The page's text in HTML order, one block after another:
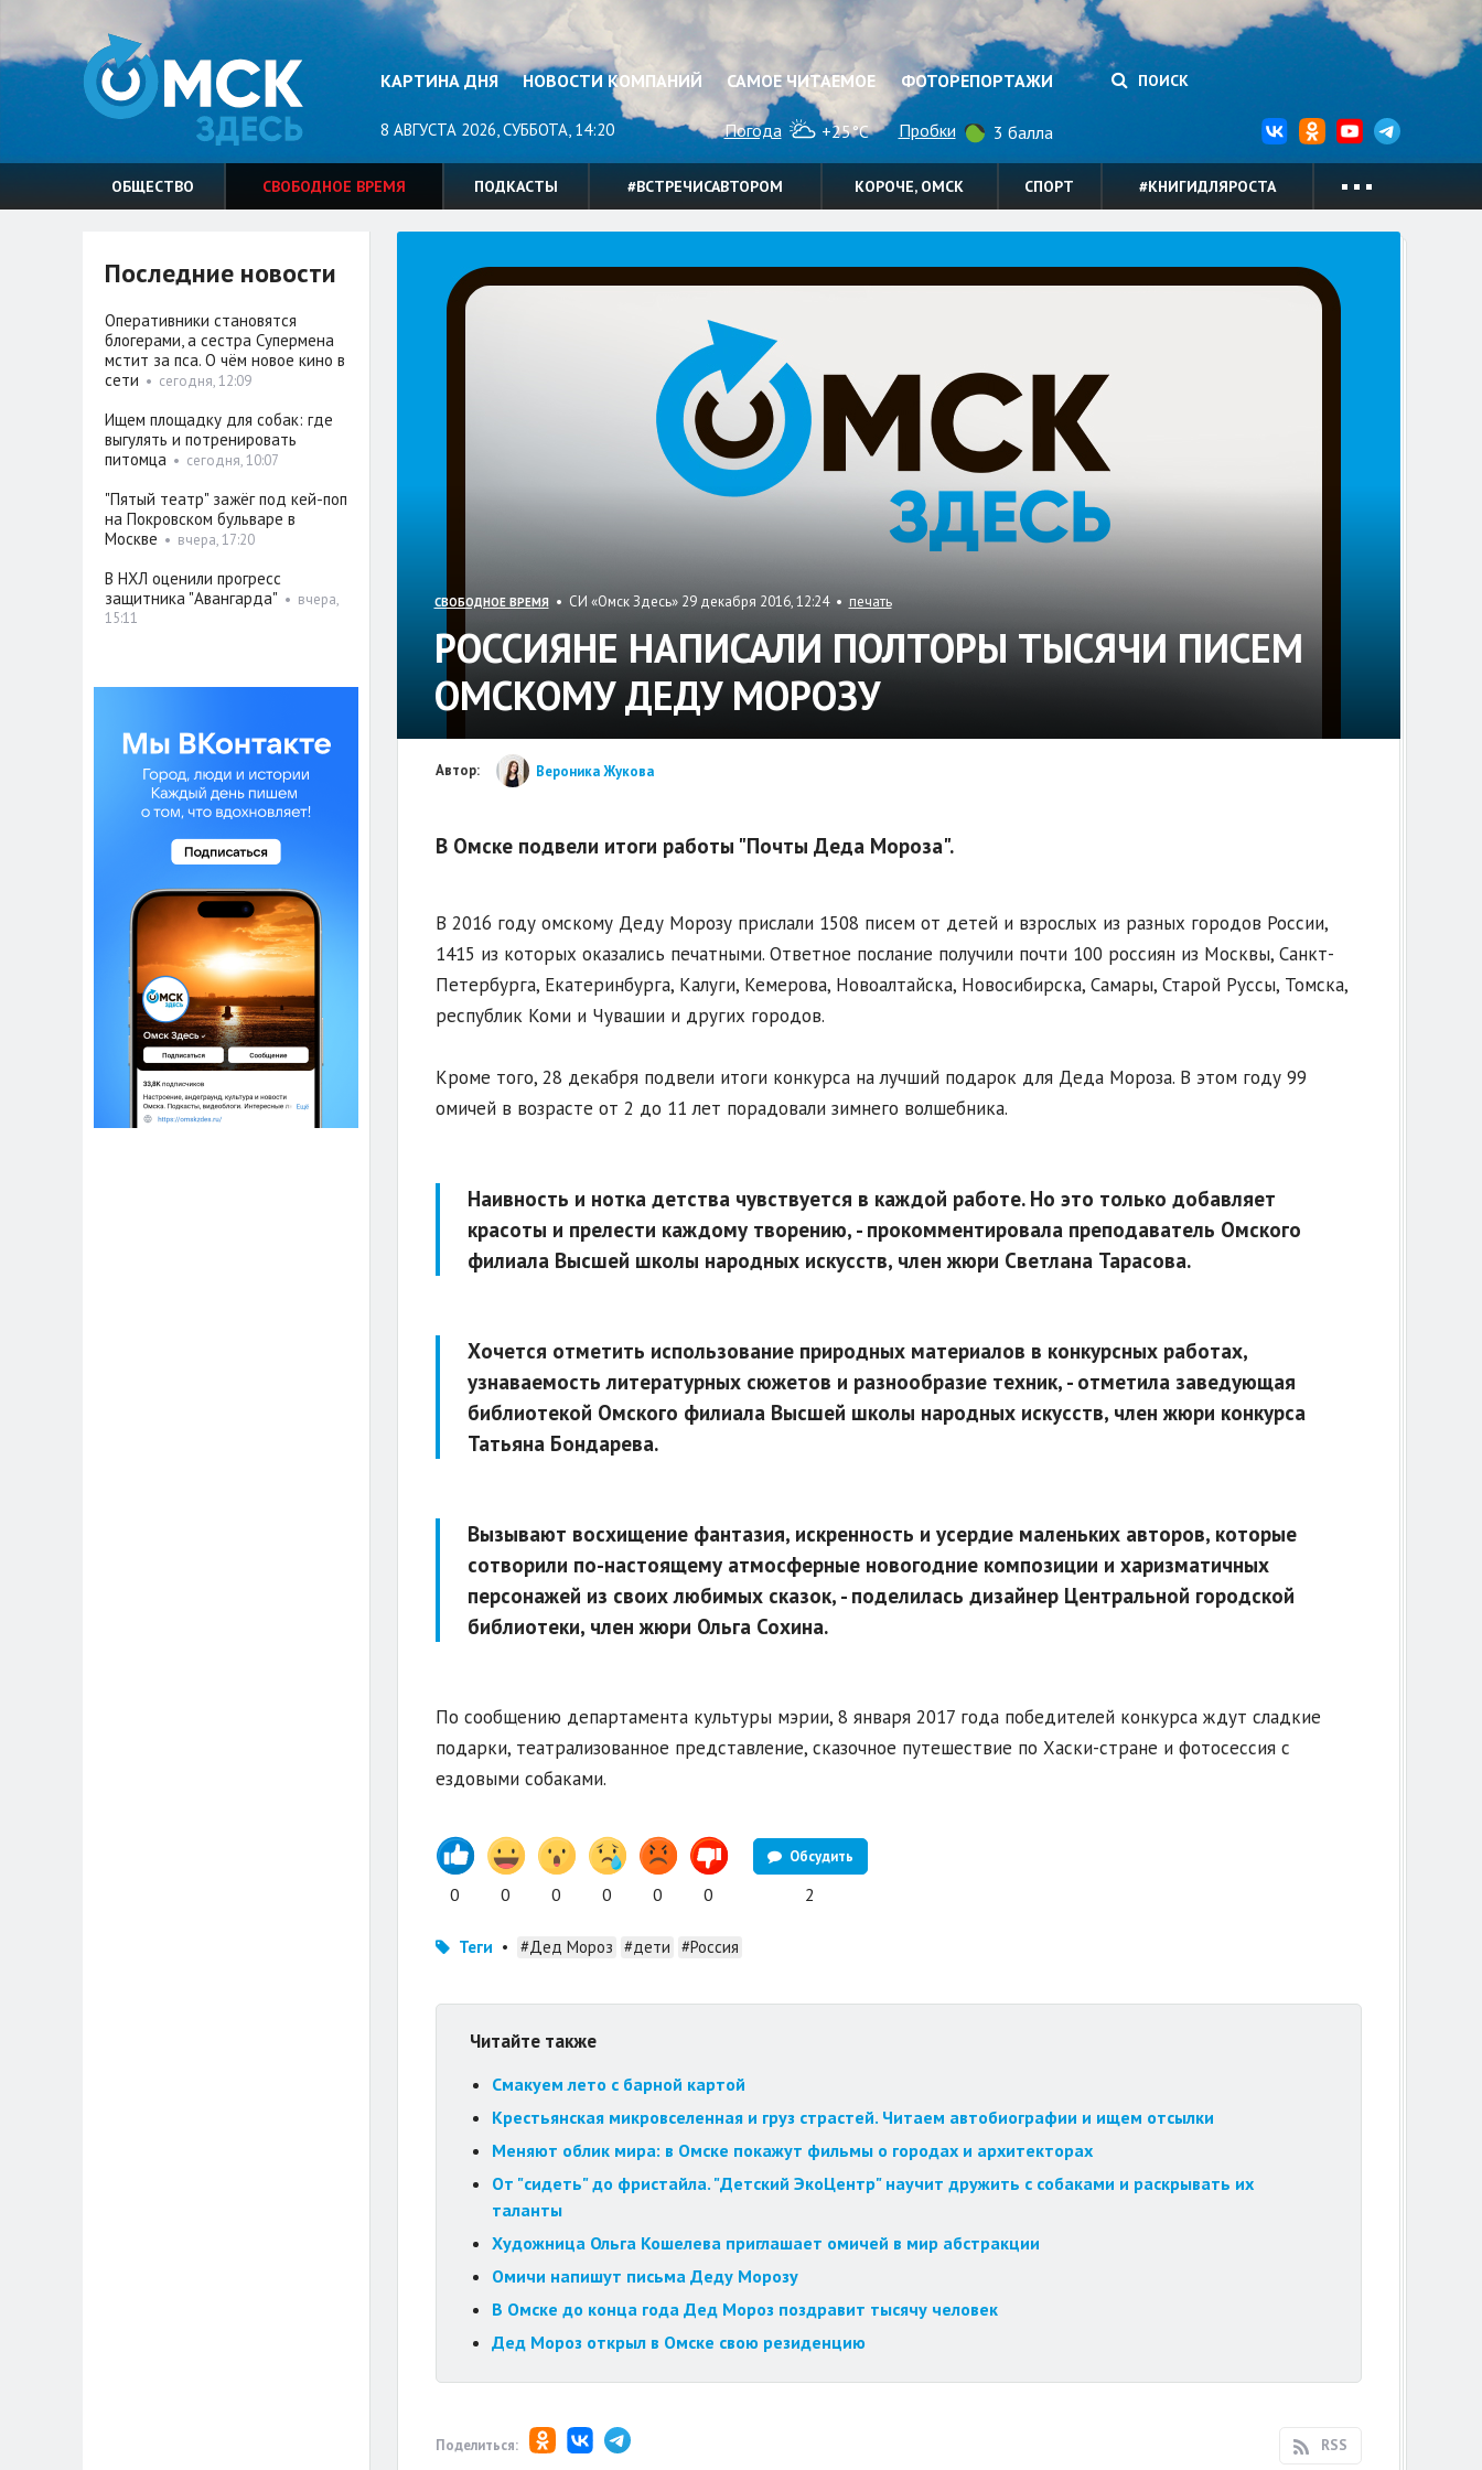
КАРТИНА ДНЯ НОВОСТИ КОМПАНИЙ САМОЕ ЧИТАЕМОЕ ФОТОРЕПОРТАЖИ ПОИСК
8 АВГУСТА 2026, СУББОТА, 14:20 Погода +25°C Пробки 3 балла
ОБЩЕСТВО СВОБОДНОЕ ВРЕМЯ ПОДКАСТЫ #ВСТРЕЧИСАВТОРОМ КОРОЧЕ, ОМСК СПОРТ #КНИГИДЛЯРОСТА
СВОБОДНОЕ ВРЕМЯ • СИ «Омск Здесь» 29 декабря 2016, 12:24 • печать
РОССИЯНЕ НАПИСАЛИ ПОЛТОРЫ ТЫСЯЧИ ПИСЕМ
ОМСКОМУ ДЕДУ МОРОЗУ
Автор: Вероника Жукова
В Омске подвели итоги работы "Почты Деда Мороза".
В 2016 году омскому Деду Морозу прислали 1508 писем от детей и взрослых из разных городов России,
1415 из которых оказались печатными. Ответное послание получили почти 100 россиян из Москвы, Санкт-
Петербурга, Екатеринбурга, Калуги, Кемерова, Новоалтайска, Новосибирска, Самары, Старой Руссы, Томска,
республик Коми и Чувашии и других городов.
Кроме того, 28 декабря подвели итоги конкурса на лучший подарок для Деда Мороза. В этом году 99
омичей в возрасте от 2 до 11 лет порадовали зимнего волшебника.
Наивность и нотка детства чувствуется в каждой работе. Но это только добавляет
красоты и прелести каждому творению, - прокомментировала преподаватель Омского
филиала Высшей школы народных искусств, член жюри Светлана Тарасова.
Хочется отметить использование природных материалов в конкурсных работах,
узнаваемость литературных сюжетов и разнообразие техник, - отметила заведующая
библиотекой Омского филиала Высшей школы народных искусств, член жюри конкурса
Татьяна Бондарева.
Вызывают восхищение фантазия, искренность и усердие маленьких авторов, которые
сотворили по-настоящему атмосферные новогодние композиции и харизматичных
персонажей из своих любимых сказок, - поделилась дизайнер Центральной городской
библиотеки, член жюри Ольга Сохина.
По сообщению департамента культуры мэрии, 8 января 2017 года победителей конкурса ждут сладкие
подарки, театрализованное представление, сказочное путешествие по Хаски-стране и фотосессия с
ездовыми собаками.
0 0 0 0 0 0
Обсудить
2
Теги • #Дед Мороз #дети #Россия
Читайте также
Смакуем лето с барной картой
Крестьянская микровселенная и груз страстей. Читаем автобиографии и ищем отсылки
Меняют облик мира: в Омске покажут фильмы о городах и архитекторах
От "сидеть" до фристайла. "Детский ЭкоЦентр" научит дружить с собаками и раскрывать их
таланты
Художница Ольга Кошелева приглашает омичей в мир абстракции
Омичи напишут письма Деду Морозу
В Омске до конца года Дед Мороз поздравит тысячу человек
Дед Мороз открыл в Омске свою резиденцию
Поделиться: RSS
Последние новости
Оперативники становятся
блогерами, а сестра Супермена
мстит за пса. О чём новое кино в
сети • сегодня, 12:09
Ищем площадку для собак: где
выгулять и потренировать
питомца• сегодня, 10:07
"Пятый театр" зажёг под кей-поп
на Покровском бульваре в
Москве • вчера, 17:20
В НХЛ оценили прогресс
защитника "Авангарда" • вчера,
15:11